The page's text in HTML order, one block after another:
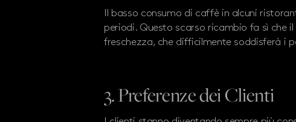
Il basso consumo di caffè in alcuni
periodi. Questo scarso ricambio fa sì che
freschezza, che difficilmente soddisferà i
3. Preferenze dei Clienti